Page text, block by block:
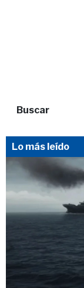
Buscar
Lo más leído